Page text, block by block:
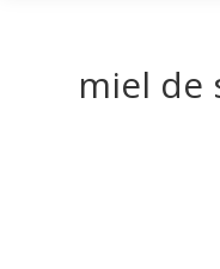
miel de